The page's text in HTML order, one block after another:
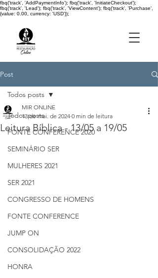
fbq('track', 'AddPaymentInfo'); fbq('track', 'InitiateCheckout');
fbq('track', 'Lead'); fbq('track', 'ViewContent'); fbq('track', 'Purchase',
{value: 0.00, currency: 'USD'});
Post
Todos posts
FONTE CONFERENCE 2020
SEMINÁRIO SER
MULHERES 2021
SER 2021
CONGRESSO DE HOMENS
FONTE CONFERENCE
JUMP ON
CONSOLIDAÇÃO 2022
HONRA
Todos posts
Leitura Bíblica - 13/05 a 19/05
MIR ONLINE
13 de mai. de 2024 0 min de leitura